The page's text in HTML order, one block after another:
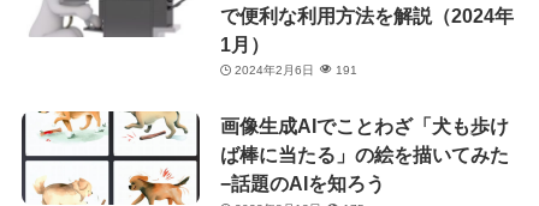
で便利な利用方法を解説（2024年
1月）
2024年2月6日 191
画像生成AIでことわざ「犬も歩け
ば棒に当たる」の絵を描いてみた
−話題のAIを知ろう